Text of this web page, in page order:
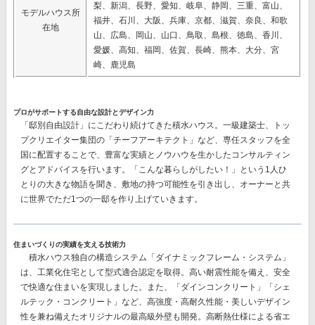
モデルハウス所
在地
梨、新潟、長野、愛知、岐阜、静岡、三重、富山、
福井、石川、大阪、兵庫、京都、滋賀、奈良、和歌
山、広島、岡山、山口、鳥取、島根、徳島、香川、
愛媛、高知、福岡、佐賀、長崎、熊本、大分、宮
崎、鹿児島
プロがサポートする自由な設計とデザイン力
「邸別自由設計」 にこだわり続けてきた積水ハウス。一級建築士、トッ
プクリエイター集団の 「チーフアーキテクト」 など、専任スタッフを全
国に配置することで、豊富な実績とノウハウを生かしたコンサルティン
グとアドバイスを行います。「こんな暮らしがしたい！」という1人ひ
とりの大きな物語を聞き、敷地の持つ可能性を引き出し、オーナーと共
に世界でただ1つの一邸を作り上げていきます。
住まいづくりの実績を支える技術力
積水ハウス独自の構造システム 「ダイナミックフレーム・システム」
は、工業化住宅として型式適合認定を取得。高い耐震性能を備え、安全
で快適な住まいを実現しました。また、
「ダインコンクリート」「シェ
ルテック・コンクリート」 など、高強度・高耐久性能・美しいデザイン
性を兼ね備えたオリジナルの最高級外壁も開発。高断熱仕様による省エ